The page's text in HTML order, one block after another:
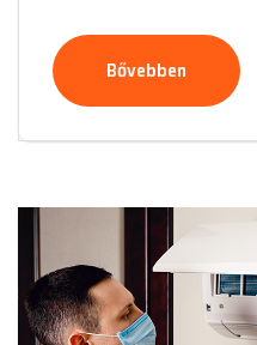
Bővebben